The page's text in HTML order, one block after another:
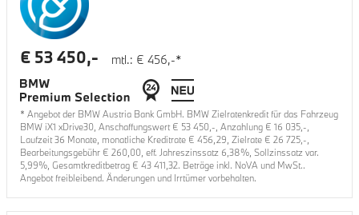
mtl.: € 456,-*
€ 53 450,-
* Angebot der BMW Austria Bank GmbH. BMW Zielratenkredit für das Fahrzeug
BMW iX1 xDrive30, Anschaffungswert € 53 450,-, Anzahlung € 16 035,-,
Laufzeit36 Monate, monatliche Kreditrate € 456,29, Zielrate € 26 725,-,
Bearbeitungsgebühr € 260,00, eff. Jahreszinssatz 6,38%, Sollzinssatz var.
5,99%, Gesamtkreditbetrag € 43 411,32. Beträge inkl. NoVA und MwSt..
Angebot freibleibend. Änderungen und Irrtümer vorbehalten.